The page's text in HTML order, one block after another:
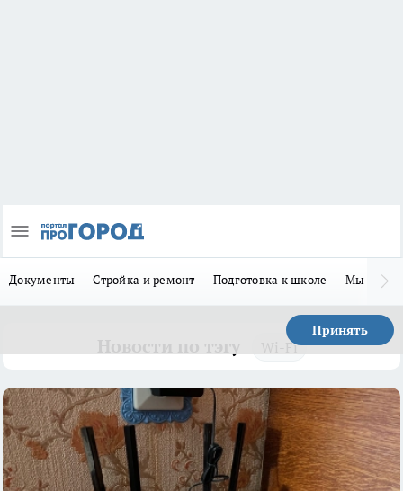
Документы Стройка и ремонт Подготовка к школе Мы в MAX
Принять
Wi-Fi